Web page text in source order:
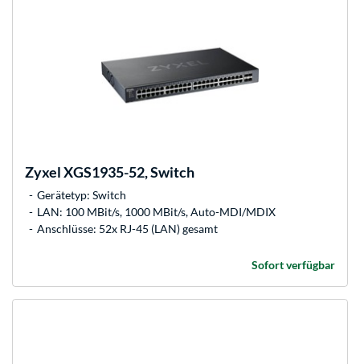
ZyxelXGS1935-52, Switch
Gerätetyp: Switch
LAN: 100 MBit/s, 1000 MBit/s, Auto-MDI/MDIX
Anschlüsse: 52x RJ-45 (LAN) gesamt
Sofort verfügbar